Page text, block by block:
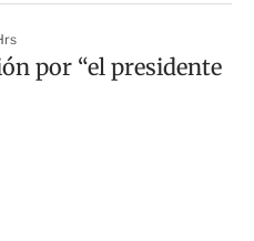
por “el presidente